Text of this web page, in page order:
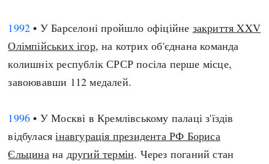
1992 • У Барселоні пройшло офіційне закриття XXV
Олімпійських ігор, на котрих об'єднана команда
колишніх республік СРСР посіла перше місце,
завоювавши 112 медалей.
1996 • У Москві в Кремлівському палаці з'їздів
відбуласяінавгурація президента РФ Бориса
Єльцинана другий термін. Через поганий стан